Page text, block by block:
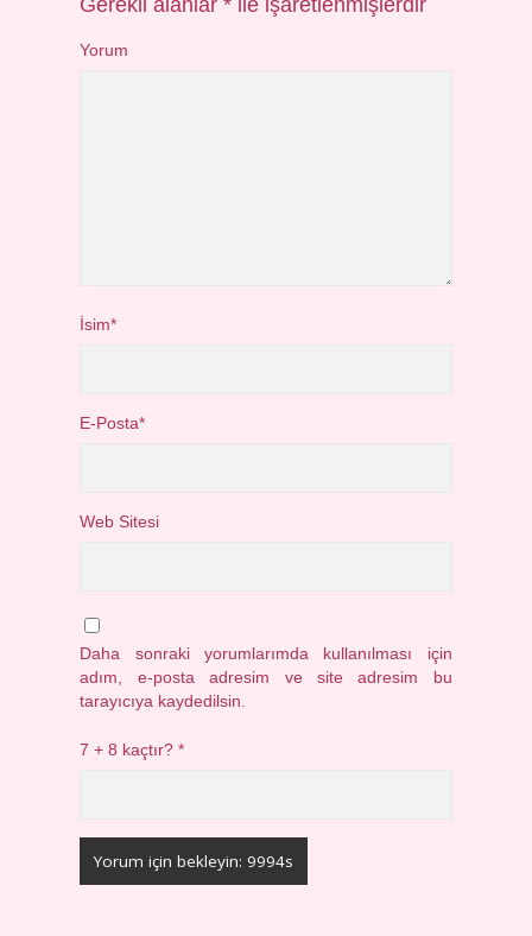
Gerekli alanlar* ile işaretlenmişlerdir
Yorum
İsim*
E-Posta*
Web Sitesi
Daha sonraki yorumlarımda kullanılması için
adım, e-posta adresim ve site adresim bu
tarayıcıya kaydedilsin.
7 + 8 kaçtır?*